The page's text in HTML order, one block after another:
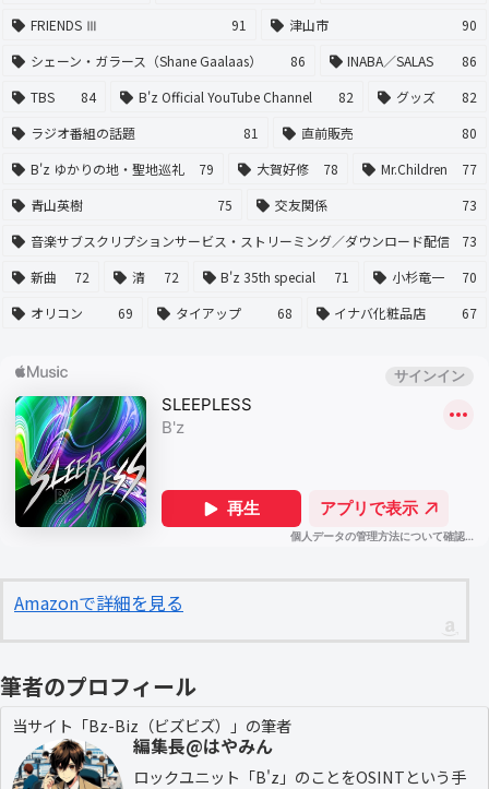
FRIENDS Ⅲ
91 津山市
90
シェーン・ガラース（Shane Gaalaas）
86 INABA／SALAS
86
TBS
84 B'z Official YouTube Channel 82 グッズ
82
ラジオ番組の話題
81 直前販売
80
B'z ゆかりの地・聖地巡礼
79 大賀好修 78 Mr.Children
77
青山英樹
75 交友関係
73
音楽サブスクリプションサービス・ストリーミング／ダウンロード配信
73
新曲
72 清 72 B'z 35th special 71 小杉竜一
70
オリコン
69 タイアップ 68 イナバ化粧品店 67
Amazonで詳細を見る
筆者のプロフィール
当サイト「Bz-Biz（ビズビズ）」の筆者
編集長@はやみん
ロックユニット「B'z」のことをOSINTという手